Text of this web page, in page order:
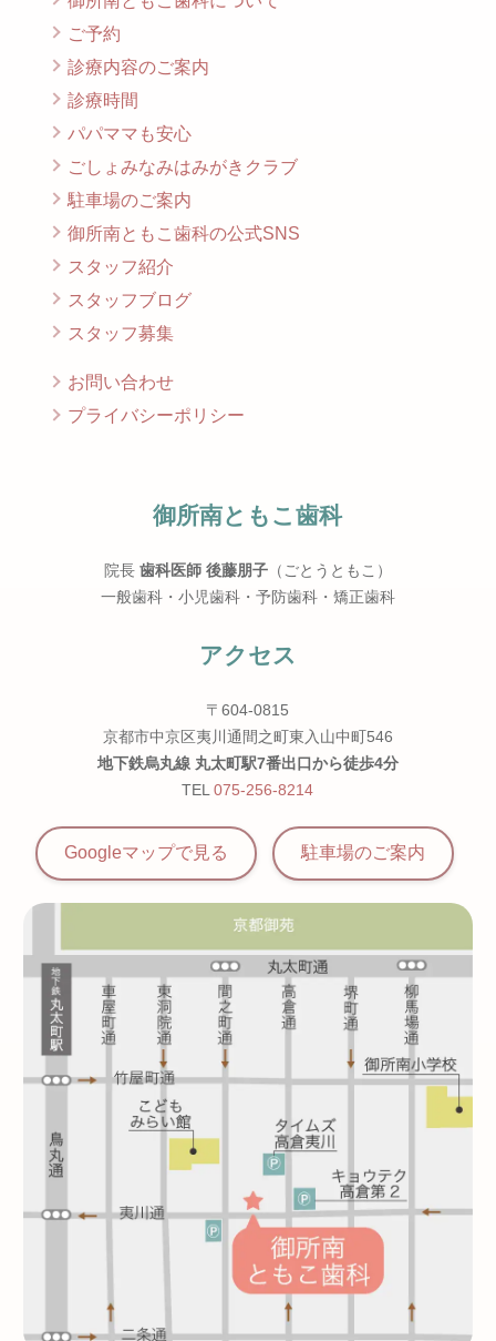
ご予約
診療内容のご案内
診療時間
パパママも安心
ごしょみなみはみがきクラブ
駐車場のご案内
御所南ともこ歯科の公式SNS
スタッフ紹介
スタッフブログ
スタッフ募集
お問い合わせ
プライバシーポリシー
御所南ともこ歯科
院長 歯科医師 後藤朋子（ごとうともこ）
一般歯科・小児歯科・予防歯科・矯正歯科
アクセス
〒604-0815
京都市中京区夷川通間之町東入山中町546
地下鉄烏丸線 丸太町駅7番出口から徒歩4分
TEL075-256-8214
Googleマップで見る 駐車場のご案内